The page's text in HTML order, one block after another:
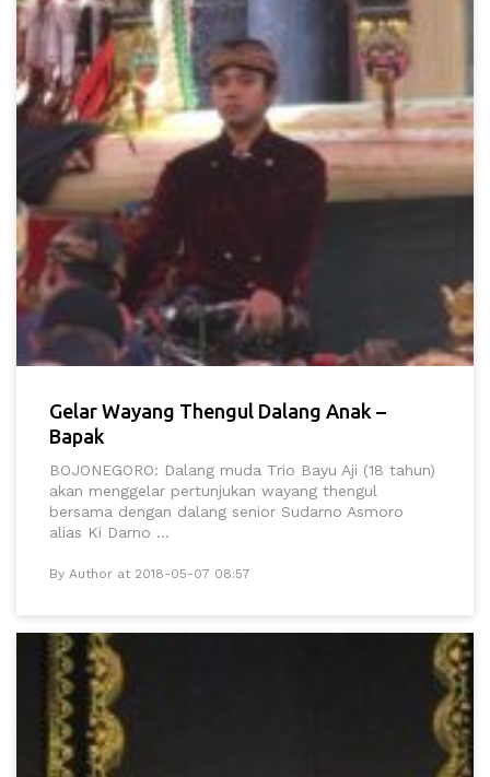
Gelar Wayang Thengul Dalang Anak –
Bapak
BOJONEGORO: Dalang muda Trio Bayu Aji (18 tahun)
akan menggelar pertunjukan wayang thengul
bersama dengan dalang senior Sudarno Asmoro
alias Ki Darno ...
By Author at 2018-05-07 08:57